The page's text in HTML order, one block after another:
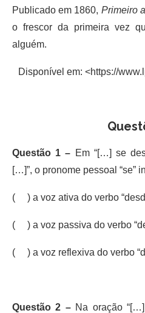
Publicado em 1860, Primeiro
o frescor da primeira vez
alguém.
Disponível em: <https://
Questão 1 – Em “[…] se
[…]”, o pronome pessoal “se”
( ) a voz ativa do verbo
( ) a voz passiva do verbo
( ) a voz reflexiva do verbo
Questão 2 –Na oração “[…]